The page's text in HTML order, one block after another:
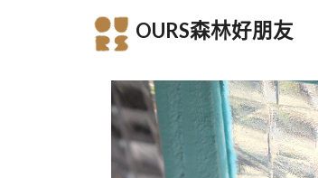
OURS森林好朋友